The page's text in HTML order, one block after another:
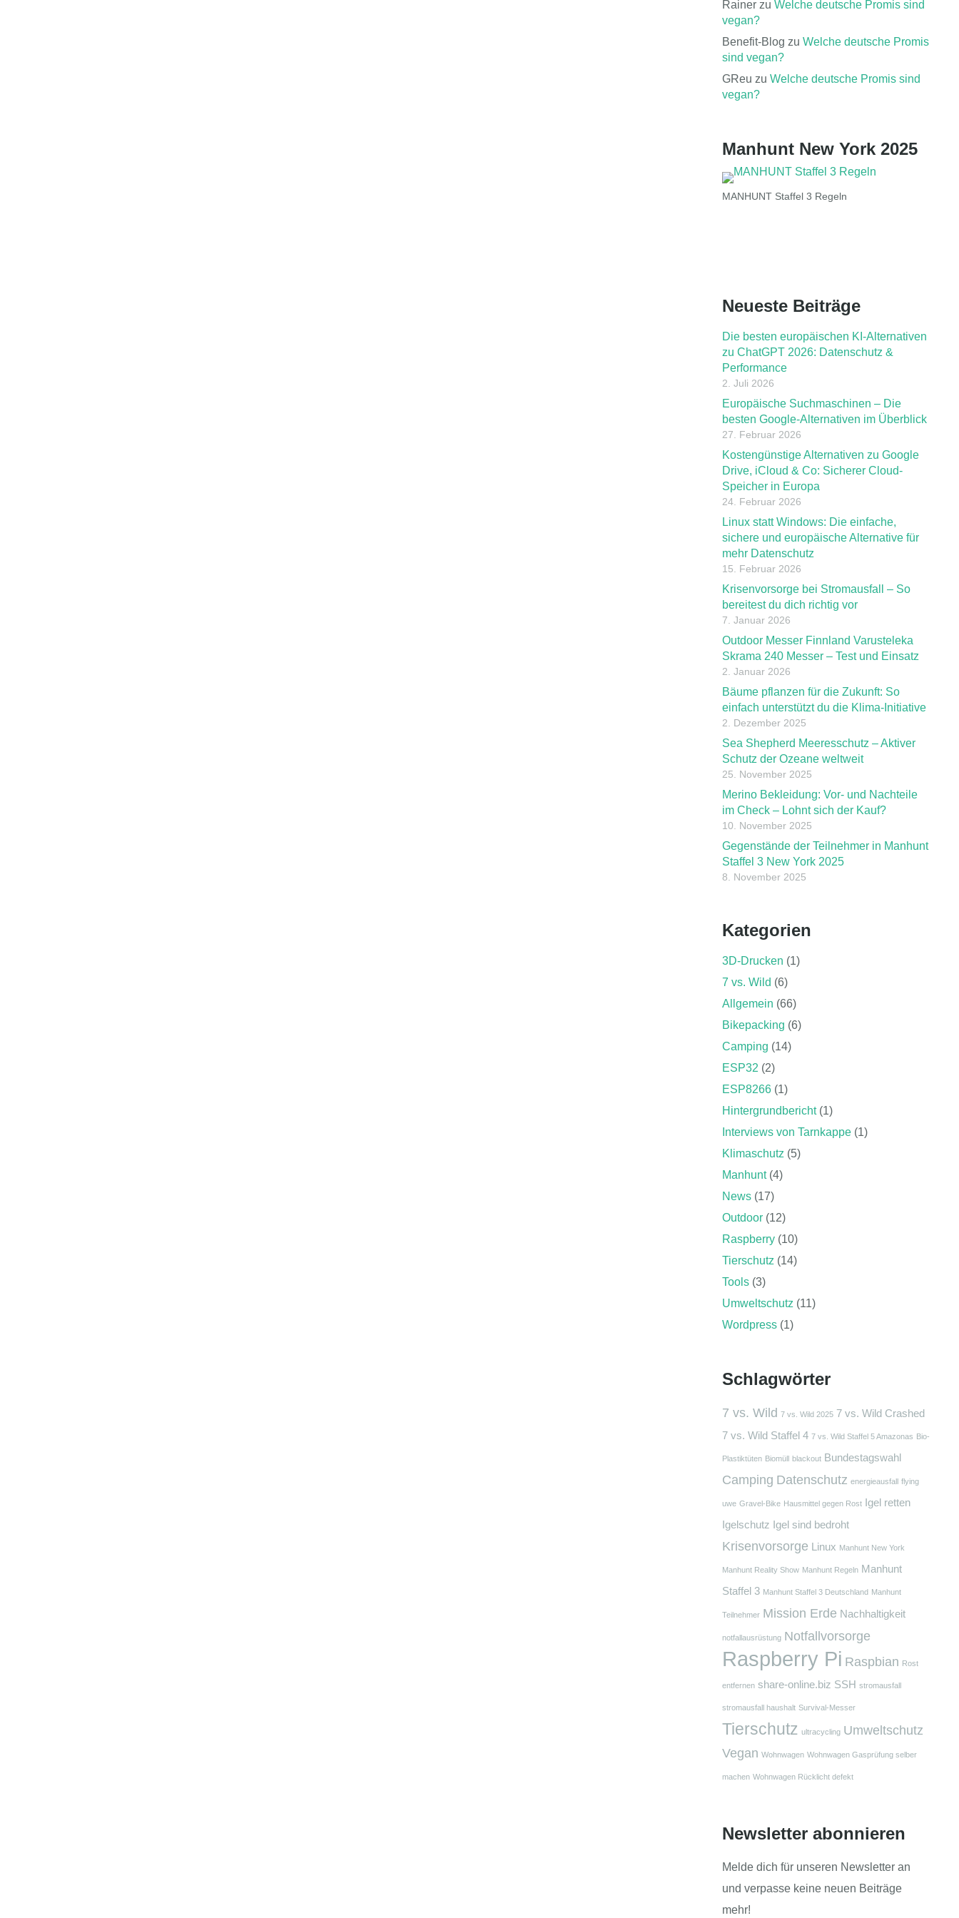
Rainer zu Welche deutsche Promis sind
vegan?
Benefit-Blog zu Welche deutsche Promis
sind vegan?
GReu zu Welche deutsche Promis sind
vegan?
Manhunt New York 2025
MANHUNT Staffel 3 Regeln
Neueste Beiträge
Die besten europäischen KI-Alternativen
zu ChatGPT 2026: Datenschutz &
Performance
2. Juli 2026
Europäische Suchmaschinen – Die
besten Google-Alternativen im Überblick
27. Februar 2026
Kostengünstige Alternativen zu Google
Drive, iCloud & Co: Sicherer Cloud-
Speicher in Europa
24. Februar 2026
Linux statt Windows: Die einfache,
sichere und europäische Alternative für
mehr Datenschutz
15. Februar 2026
Krisenvorsorge bei Stromausfall – So
bereitest du dich richtig vor
7. Januar 2026
Outdoor Messer Finnland Varusteleka
Skrama 240 Messer – Test und Einsatz
2. Januar 2026
Bäume pflanzen für die Zukunft: So
einfach unterstützt du die Klima-Initiative
2. Dezember 2025
Sea Shepherd Meeresschutz – Aktiver
Schutz der Ozeane weltweit
25. November 2025
Merino Bekleidung: Vor- und Nachteile
im Check – Lohnt sich der Kauf?
10. November 2025
Gegenstände der Teilnehmer in Manhunt
Staffel 3 New York 2025
8. November 2025
Kategorien
3D-Drucken (1)
7 vs. Wild (6)
Allgemein (66)
Bikepacking (6)
Camping (14)
ESP32 (2)
ESP8266 (1)
Hintergrundbericht(1)
Interviews von Tarnkappe (1)
Klimaschutz (5)
Manhunt(4)
News (17)
Outdoor (12)
Raspberry (10)
Tierschutz (14)
Tools (3)
Umweltschutz (11)
Wordpress (1)
Schlagwörter
7 vs. Wild 7 vs. Wild 2025 7 vs. Wild Crashed
7 vs. Wild Staffel 4 7 vs. Wild Staffel 5 Amazonas Bio-
Plastiktüten Biomüll blackout Bundestagswahl
Camping Datenschutz energieausfall flying
uwe Gravel-Bike Hausmittel gegen Rost
Igel retten
Igelschutz Igel sind bedroht
Krisenvorsorge Linux Manhunt New York
Manhunt Reality Show Manhunt Regeln Manhunt
Staffel 3 Manhunt Staffel 3 Deutschland Manhunt
Teilnehmer Mission Erde Nachhaltigkeit
notfallausrüstung Notfallvorsorge
Raspberry Pi Raspbian Rost
entfernen share-online.biz SSH stromausfall
stromausfall haushalt Survival-Messer
Tierschutz ultracycling Umweltschutz
Vegan Wohnwagen Wohnwagen Gasprüfung selber
machen Wohnwagen Rücklicht defekt
Newsletter abonnieren
Melde dich für unseren Newsletter an
und verpasse keine neuen Beiträge
mehr!